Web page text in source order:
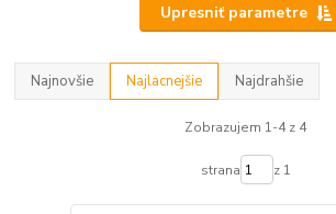
Upresniť parametre
Najnovšie Najlacnejšie Najdrahšie
Zobrazujem 1-4 z 4
strana z 1